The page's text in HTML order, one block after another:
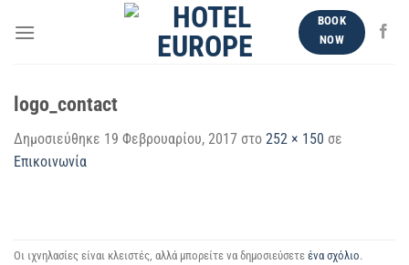
στο
BOOK
NOW
logo_contact
Δημοσιεύθηκε 19 Φεβρουαρίου, 2017 στο 252 × 150 σε
Επικοινωνία
Οι ιχνηλασίες είναι κλειστές, αλλά μπορείτε να δημοσιεύσετε ένα σχόλιο.